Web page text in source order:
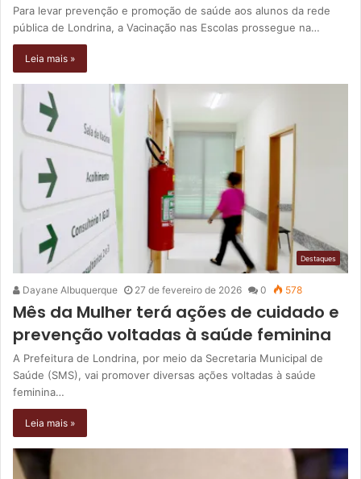
Para levar prevenção e promoção de saúde aos alunos da rede
pública de Londrina, a Vacinação nas Escolas prossegue na…
Leia mais »
Destaques
Dayane Albuquerque 27 de fevereiro de 2026 0 578
Mês da Mulher terá ações de cuidado e
prevenção voltadas à saúde feminina
A Prefeitura de Londrina, por meio da Secretaria Municipal de
Saúde (SMS), vai promover diversas ações voltadas à saúde
feminina…
Leia mais »